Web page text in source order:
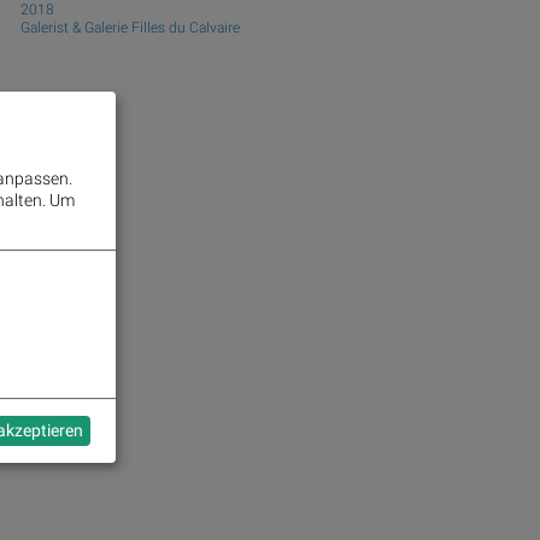
2018
Galerist & Galerie Filles du Calvaire
Um